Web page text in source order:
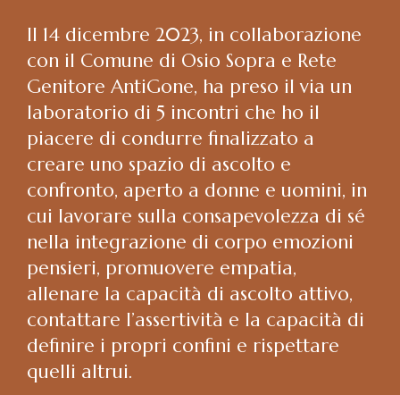
Il 14 dicembre 2023, in collaborazione
con il Comune di Osio Sopra e Rete
Genitore AntiGone, ha preso il via un
laboratorio di 5 incontri che ho il
piacere di condurre finalizzato a
creare uno spazio di ascolto e
confronto, aperto a donne e uomini, in
cui lavorare sulla consapevolezza di sé
nella integrazione di corpo emozioni
pensieri, promuovere empatia,
allenare la capacità di ascolto attivo,
contattare l’assertività e la capacità di
definire i propri confini e rispettare
quelli altrui.